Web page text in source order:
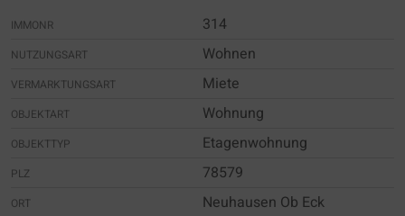
IMMONR 314
NUTZUNGSART Wohnen
VERMARKTUNGSART Miete
OBJEKTART Wohnung
OBJEKTTYP Etagenwohnung
PLZ 78579
ORT Neuhausen Ob Eck